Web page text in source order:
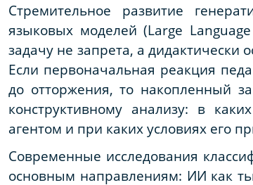
Стремительное развитие
языковых моделей (Large
задачу не запрета, а
Если первоначальная реакция
до отторжения, то накопленный
конструктивному анализу: в
агентом и при каких условиях его
Современные исследования
основным направлениям: ИИ как